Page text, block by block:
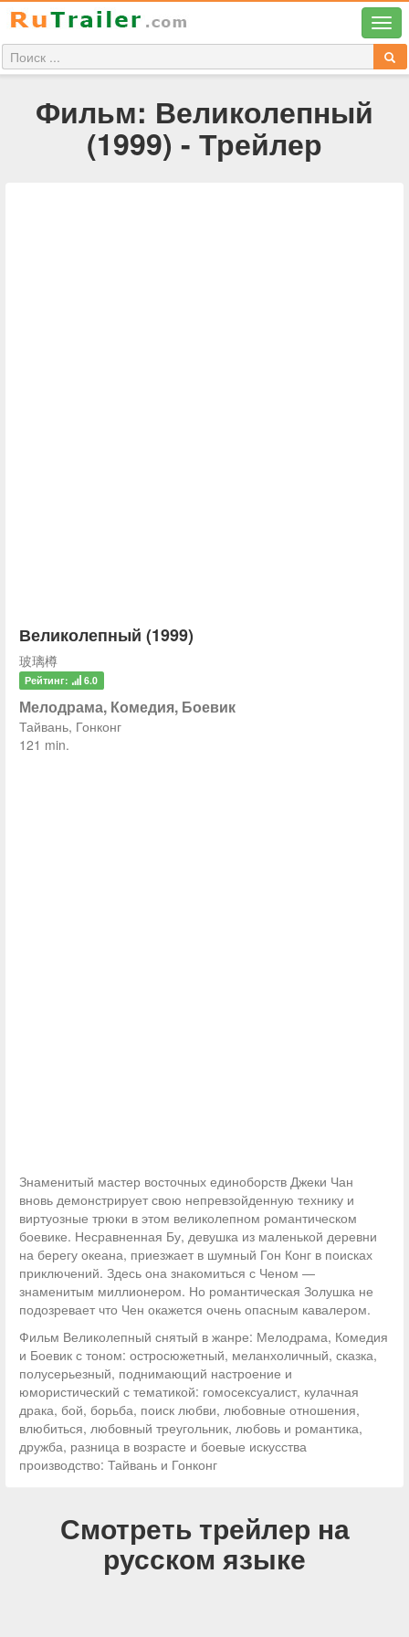
Фильм: Великолепный
(1999) - Трейлер
Великолепный (1999)
玻璃樽
Рейтинг: 6.0
Мелодрама, Комедия, Боевик
Тайвань, Гонконг
121 min.
Знаменитый мастер восточных единоборств Джеки Чан
вновь демонстрирует свою непревзойденную технику и
виртуозные трюки в этом великолепном романтическом
боевике. Несравненная Бу, девушка из маленькой деревни
на берегу океана, приезжает в шумный Гон Конг в поисках
приключений. Здесь она знакомиться с Ченом —
знаменитым миллионером. Но романтическая Золушка не
подозревает что Чен окажется очень опасным кавалером.
Фильм Великолепный снятый в жанре: Мелодрама, Комедия
и Боевик с тоном: остросюжетный, меланхоличный, сказка,
полусерьезный, поднимающий настроение и
юмористический с тематикой: гомосексуалист, кулачная
драка, бой, борьба, поиск любви, любовные отношения,
влюбиться, любовный треугольник, любовь и романтика,
дружба, разница в возрасте и боевые искусства
производство: Тайвань и Гонконг
Смотреть трейлер на
русском языке